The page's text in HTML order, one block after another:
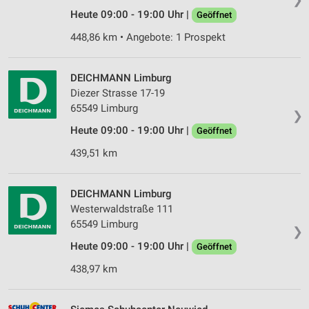
Heute 09:00 - 19:00 Uhr |
Geöffnet
448,86 km • Angebote: 1 Prospekt
❯
DEICHMANN Limburg
Diezer Strasse 17-19
65549 Limburg
Heute 09:00 - 19:00 Uhr |
Geöffnet
439,51 km
❯
DEICHMANN Limburg
Westerwaldstraße 111
65549 Limburg
Heute 09:00 - 19:00 Uhr |
Geöffnet
438,97 km
Erstellung von Profilen zur Personalisierung
von Inhalten
Messung der Werbeleistung
Messung der Performance von Inhalten
Analyse von Zielgruppen durch Statistiken oder
Kombinationen von Daten aus verschiedenen
Entwicklung und Verbesserung der Angebote
Verwendung reduzierter Daten zur Auswahl von
Inhalten